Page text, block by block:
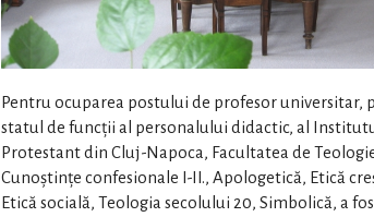
Pentru ocuparea postului de profesor universitar,
statul de funcții al personalului didactic, al
Protestant din Cluj-Napoca, Facultatea de
Cunoștințe confesionale I-II., Apologetică, Etică
Etică socială, Teologia secolului 20, Simbolică, a